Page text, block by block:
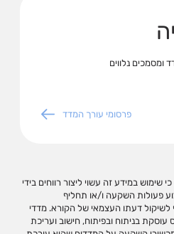
ומסמכים נלווים
פרסומי עורך המדד